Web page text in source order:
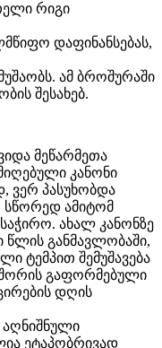
რიგი
დაფინანსებას,
ამ ბროშურაში
შესახებ.
მეწარმეთა
კანონი
ვერ პასუხობდა
სწორედ ამიტომ
ახალ კანონზე
წლის განმავლობაში,
ტემპით შემუშავება
გაფორმებული
დღის
ეტაპობრივად